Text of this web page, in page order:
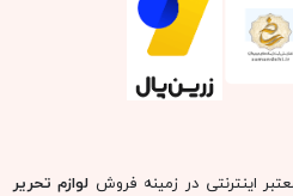
اینترنتی در زمینه فروش لوازم تحریر